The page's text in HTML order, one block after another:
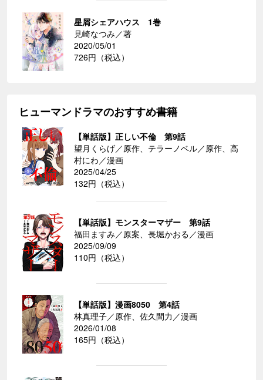
星屑シェアハウス 1巻
見崎なつみ／著
2020/05/01
726円（税込）
ヒューマンドラマのおすすめ書籍
【単話版】正しい不倫 第9話
望月くらげ／原作、テラーノベル／原作、高
村にわ／漫画
2025/04/25
132円（税込）
【単話版】モンスターマザー 第9話
福田ますみ／原案、長堀かおる／漫画
2025/09/09
110円（税込）
【単話版】漫画8050 第4話
林真理子／原作、佐久間力／漫画
2026/01/08
165円（税込）